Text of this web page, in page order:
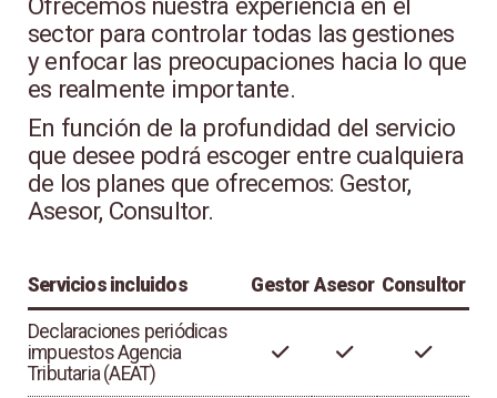
Ofrecemos nuestra experiencia en el
sector para controlar todas las gestiones
y enfocar las preocupaciones hacia lo que
es realmente importante.
En función de la profundidad del servicio
que desee podrá escoger entre cualquiera
de los planes que ofrecemos: Gestor,
Asesor, Consultor.
Servicios incluidos Gestor Asesor Consultor
Declaraciones periódicas
impuestos Agencia
Tributaria (AEAT)